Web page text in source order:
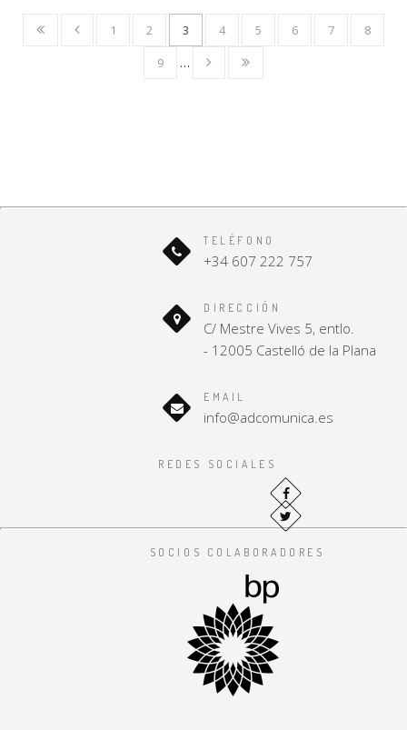
1 2 3 4 5 6 7
8
9
…
TELÉFONO
+34 607 222 757
DIRECCIÓN
C/ Mestre Vives 5, entlo.
- 12005 Castelló de la Plana
EMAIL
info@adcomunica.es
REDES SOCIALES
SOCIOS COLABORADORES